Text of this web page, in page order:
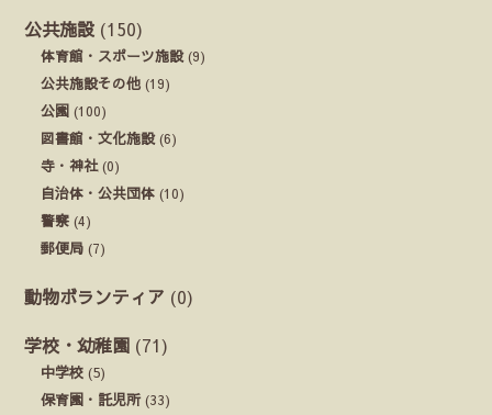
公共施設 (150)
体育館・スポーツ施設(9)
公共施設その他 (19)
公園 (100)
図書館・文化施設(6)
寺・神社(0)
自治体・公共団体 (10)
警察 (4)
郵便局 (7)
動物ボランティア (0)
学校・幼稚園 (71)
中学校 (5)
保育園・託児所(33)